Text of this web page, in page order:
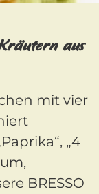
aus
mit vier
„4
BRESSO